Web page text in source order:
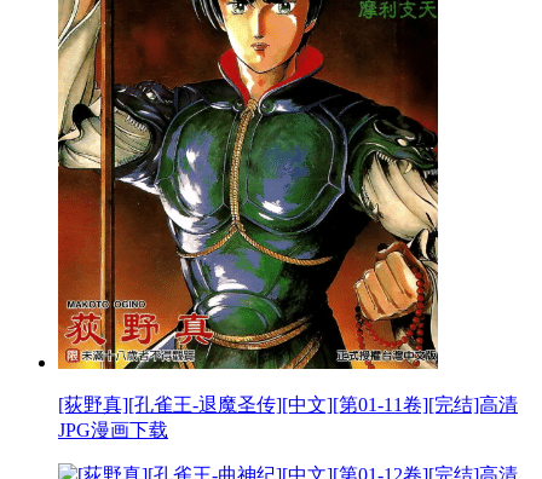
[荻野真][孔雀王-退魔圣传][中文][第01-11卷][完结]高清
JPG漫画下载